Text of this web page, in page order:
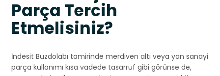
Parça Tercih
Etmelisiniz?
İndesit Buzdolabı tamirinde merdiven altı veya yan sanayi
parça kullanımı kısa vadede tasarruf gibi görünse de,